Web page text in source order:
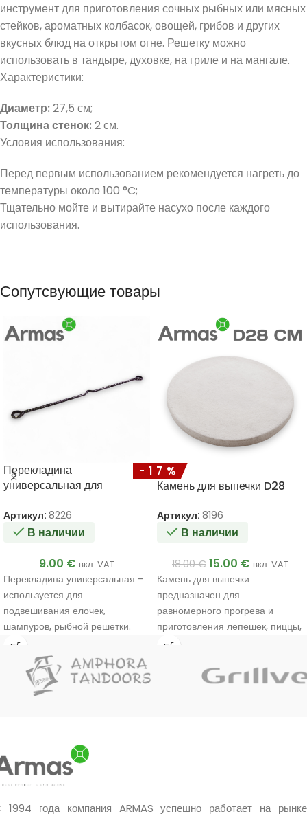
инструмент для приготовления сочных рыбных или мясных
стейков, ароматных колбасок, овощей, грибов и других
вкусных блюд на открытом огне. Решетку можно
использовать в тандыре, духовке, на гриле и на мангале.
Характеристики:
Диаметр:27,5 см;
Толщина стенок:2 см.
Условия использования:
Перед первым использованием рекомендуется нагреть до
температуры около 100 °C;
Тщательно мойте и вытирайте насухо после каждого
использования.
Сопутсвующие товары
Перекладина
универсальная для
Артикул: 8226
В наличии
9.00 € вкл. VAT
Перекладина универсальная -
используется для
подвешивания елочек,
шампуров, рыбной решетки.
Подходит ко всем моделям,
кроме ДОНСКОЙ и КОЧЕВНИК.
-17%
Камень для выпечки D28
Артикул: 8196
В наличии
18.00€ 15.00 € вкл. VAT
Камень для выпечки
предназначен для
равномерного прогрева и
приготовления лепешек, пиццы,
хачапури и других блюд в
1994 года компания ARMAS успешно работает на рынке